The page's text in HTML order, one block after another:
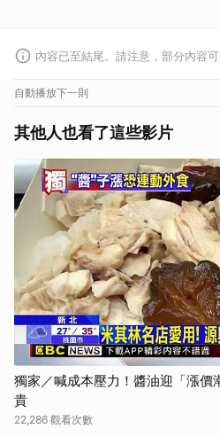
內容已至結尾。請注意，部分內容可
自動播放下一則
其他人也看了這些影片
獨家／喊成本壓力！醬油迎「漲價
貴
22,286 觀看次數